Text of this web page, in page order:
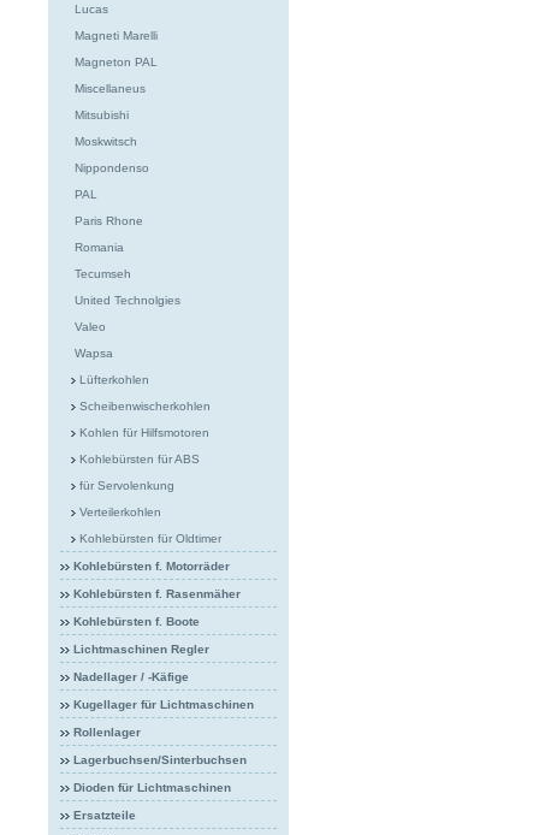
Lucas
Magneti Marelli
Magneton PAL
Miscellaneus
Mitsubishi
Moskwitsch
Nippondenso
PAL
Paris Rhone
Romania
Tecumseh
United Technolgies
Valeo
Wapsa
Lüfterkohlen
Scheibenwischerkohlen
Kohlen für Hilfsmotoren
Kohlebürsten für ABS
für Servolenkung
Verteilerkohlen
Kohlebürsten für Oldtimer
Kohlebürsten f. Motorräder
Kohlebürsten f. Rasenmäher
Kohlebürsten f. Boote
Lichtmaschinen Regler
Nadellager / -Käfige
Kugellager für Lichtmaschinen
Rollenlager
Lagerbuchsen/Sinterbuchsen
Dioden für Lichtmaschinen
Ersatzteile